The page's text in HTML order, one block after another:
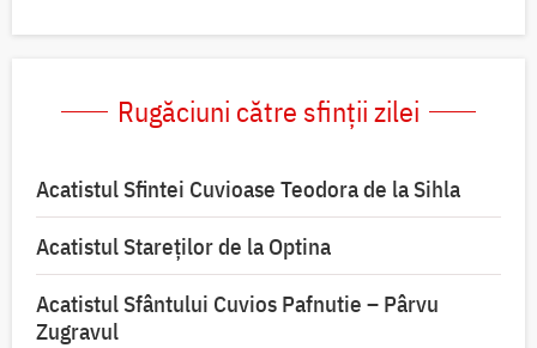
Rugăciuni către sfinții zilei
Acatistul Sfintei Cuvioase Teodora de la Sihla
Acatistul Stareţilor de la Optina
Acatistul Sfântului Cuvios Pafnutie – Pârvu
Zugravul